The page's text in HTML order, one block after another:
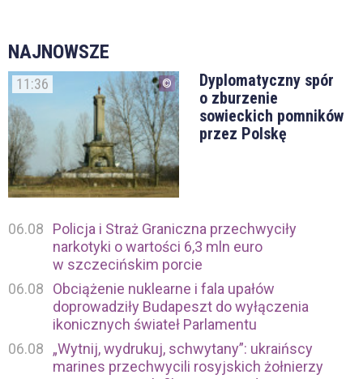
NAJNOWSZE
11:36
Dyplomatyczny spór
o zburzenie
sowieckich pomników
przez Polskę
06.08
Policja i Straż Graniczna przechwyciły
narkotyki o wartości 6,3 mln euro
w szczecińskim porcie
06.08
Obciążenie nuklearne i fala upałów
doprowadziły Budapeszt do wyłączenia
ikonicznych świateł Parlamentu
06.08
„Wytnij, wydrukuj, schwytany”: ukraińscy
marines przechwycili rosyjskich żołnierzy